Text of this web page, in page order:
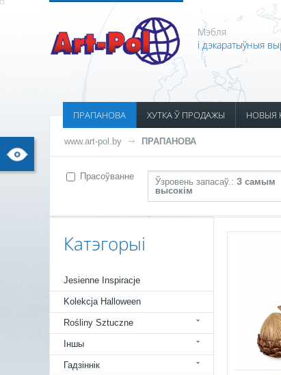
Мэбля
і дэкаратыўныя
ПРАПАНОВА ХУТКА Ў ПРОДАЖЫ НОВЫЯ
www.art-pol.by ПРАПАНОВА
Прасоўванне
Ўзровень запасаў.: З самым
высокім
Катэгорыі
Jesienne Inspiracje
Kolekcja Halloween
Rośliny Sztuczne
Іншы
Гадзіннік